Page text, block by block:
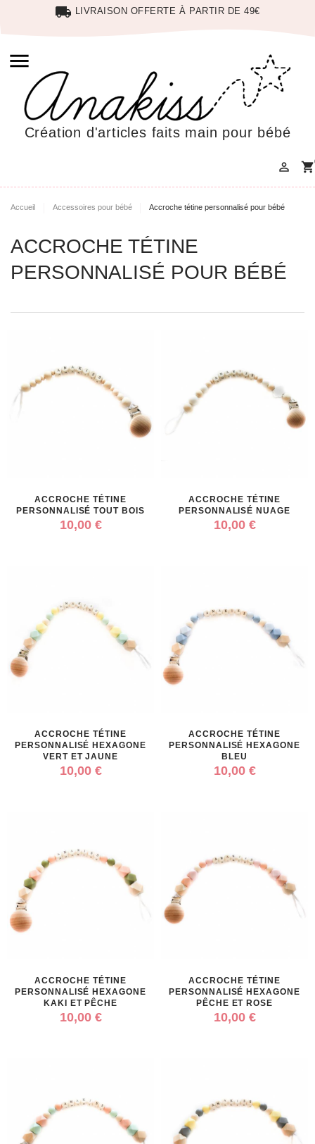
local_shipping LIVRAISON OFFERTE À PARTIR DE 49€

Création d'articles faits main pour bébé
 shopping_cart
Accueil Accessoires pour bébé Accroche tétine personnalisé pour bébé
ACCROCHE TÉTINE
PERSONNALISÉ POUR BÉBÉ
ACCROCHE TÉTINE
PERSONNALISÉ TOUT BOIS
10,00 €
ACCROCHE TÉTINE
PERSONNALISÉ NUAGE
10,00 €
ACCROCHE TÉTINE
PERSONNALISÉ HEXAGONE
VERT ET JAUNE
10,00 €
ACCROCHE TÉTINE
PERSONNALISÉ HEXAGONE
BLEU
10,00 €
ACCROCHE TÉTINE
PERSONNALISÉ HEXAGONE
KAKI ET PÊCHE
10,00 €
ACCROCHE TÉTINE
PERSONNALISÉ HEXAGONE
PÊCHE ET ROSE
10,00 €